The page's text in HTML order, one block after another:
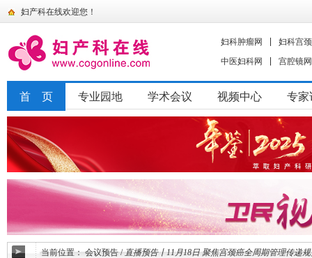
妇产科在线欢迎您！
妇科肿瘤网
妇科宫
中医妇科网
宫腔镜网
首 页 专业园地 学术会议 视频中心 专家
当前位置：会议预告 / 直播预告丨11月18日 聚焦宫颈癌全周期管理传递